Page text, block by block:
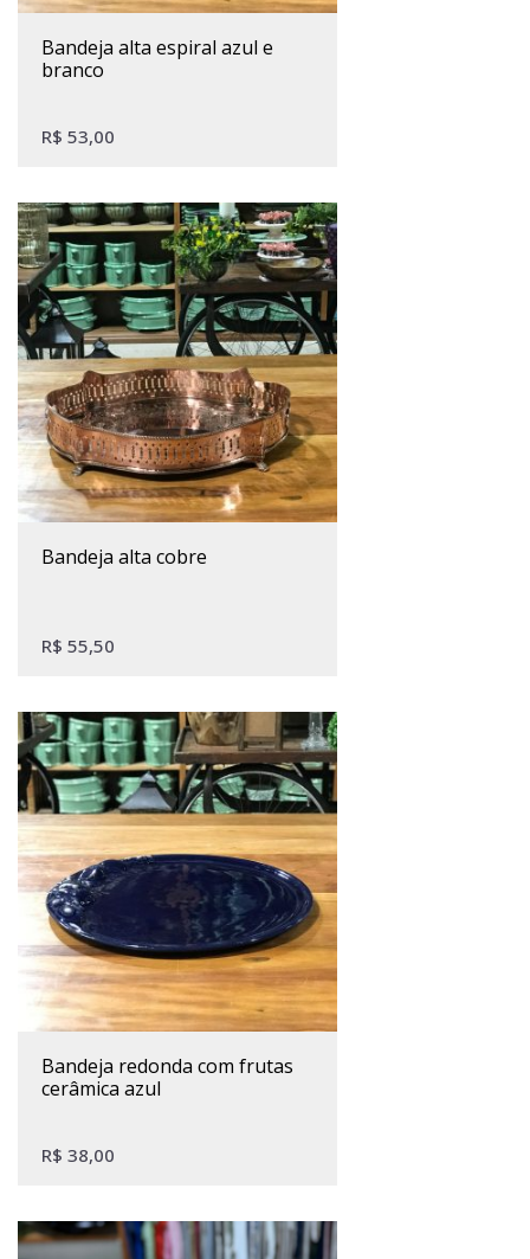
bandeja alta espiral azul e
branco
R$ 53,00
bandeja alta cobre
R$ 55,50
bandeja redonda com frutas
cerâmica azul
R$ 38,00